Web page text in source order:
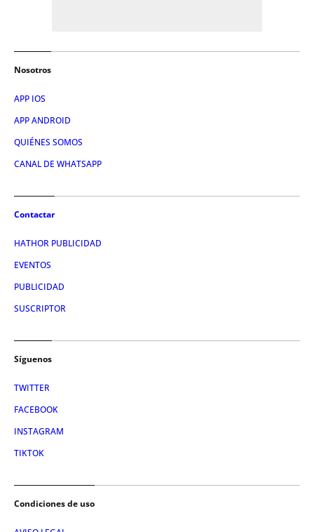
Nosotros
APP IOS
APP ANDROID
QUIÉNES SOMOS
CANAL DE WHATSAPP
Contactar
HATHOR PUBLICIDAD
EVENTOS
PUBLICIDAD
SUSCRIPTOR
Síguenos
TWITTER
FACEBOOK
INSTAGRAM
TIKTOK
Condiciones de uso